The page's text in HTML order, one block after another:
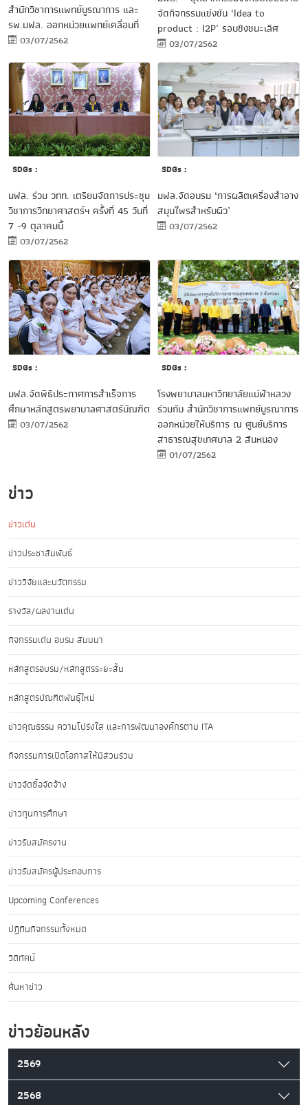
สำนักวิชาการแพทย์บูรณาการ และ
รพ.มฟล. ออกหน่วยแพทย์เคลื่อนที่
03/07/2562
จัดกิจกรรมแข่งขัน ‘Idea to
product : I2P’ รอบชิงชนะเลิศ
03/07/2562
SDGs :
มฟล. ร่วม วทท. เตรียมจัดการประชุม
วิชาการวิทยาศาสตร์ฯ ครั้งที่ 45 วันที่
7 -9 ตุลาคมนี้
03/07/2562
SDGs :
มฟล.จัดอบรม ‘การผลิตเครื่องสำอาง
สมุนไพรสำหรับผิว’
03/07/2562
SDGs :
มฟล.จัดพิธีประกาศการสำเร็จการ
ศึกษาหลักสูตรพยาบาลศาสตร์บัณฑิต
03/07/2562
SDGs :
โรงพยาบาลมหาวิทยาลัยแม่ฟ้าหลวง
ร่วมกับ สำนักวิชาการแพทย์บูรณาการ
ออกหน่วยให้บริการ ณ ศูนย์บริการ
สาธารณสุขเทศบาล 2 สันหนอง
01/07/2562
ข่าว
ข่าวเด่น
ข่าวประชาสัมพันธ์
ข่าววิจัยและนวัตกรรม
รางวัล/ผลงานเด่น
กิจกรรมเด่น อบรม สัมมนา
หลักสูตรอบรม/หลักสูตรระยะสั้น
หลักสูตรบัณฑิตพันธุ์ใหม่
ข่าวคุณธรรม ความโปร่งใส และการพัฒนาองค์กรตาม ITA
กิจกรรมการเปิดโอกาสให้มีส่วนร่วม
ข่าวจัดซื้อจัดจ้าง
ข่าวทุนการศึกษา
ข่าวรับสมัครงาน
ข่าวรับสมัครผู้ประกอบการ
Upcoming Conferences
ปฏิทินกิจกรรมทั้งหมด
วิดีทัศน์
ค้นหาข่าว
ข่าวย้อนหลัง
2569
2568